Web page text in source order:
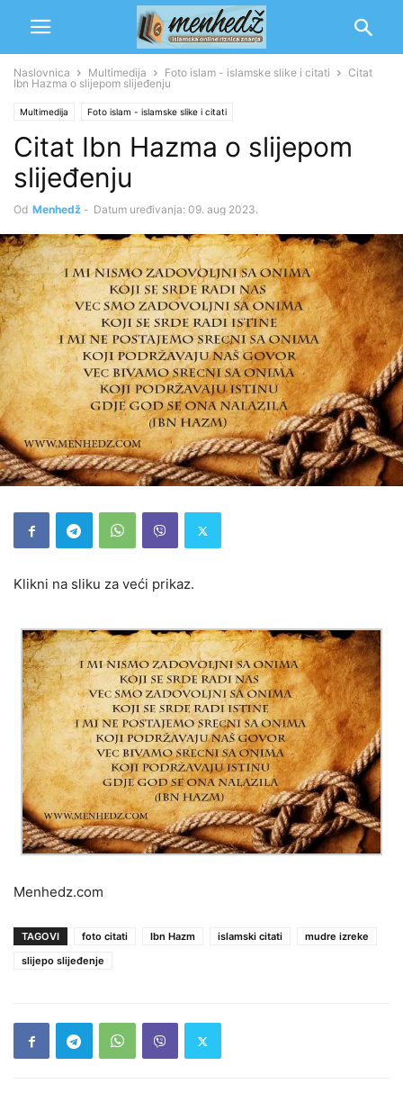
Naslovnica Multimedija Foto islam - islamske slike i citati
Citat
Ibn Hazma o slijepom slijeđenju
Multimedija Foto islam - islamske slike i citati
Citat Ibn Hazma o slijepom
slijeđenju
Od Menhedž - Datum uređivanja: 09. aug 2023.
Klikni na sliku za veći prikaz.
Menhedz.com
TAGOVI foto citati Ibn Hazm islamski citati
mudre izreke
slijepo slijeđenje